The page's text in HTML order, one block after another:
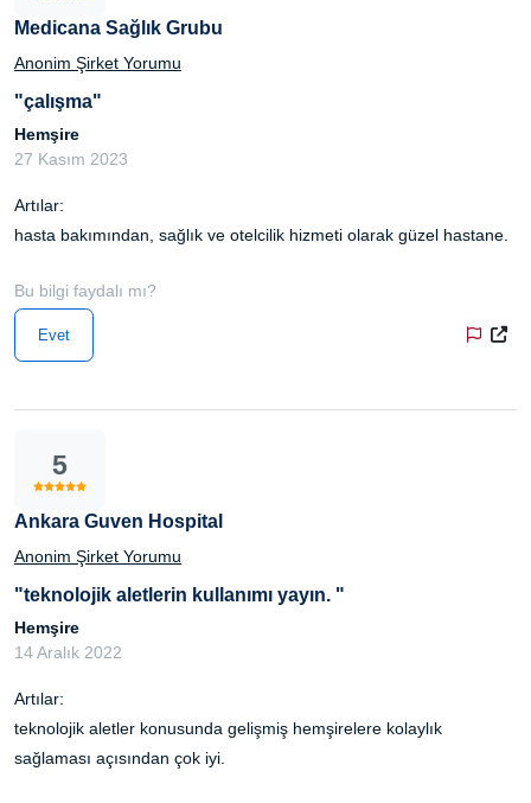
Medicana Sağlık Grubu
Anonim Şirket Yorumu
"çalışma"
Hemşire
27 Kasım 2023
Artılar:
hasta bakımından, sağlık ve otelcilik hizmeti olarak güzel hastane.
Bu bilgi faydalı mı?
Evet
5
Ankara Guven Hospital
Anonim Şirket Yorumu
"teknolojik aletlerin kullanımı yayın. "
Hemşire
14 Aralık 2022
Artılar:
teknolojik aletler konusunda gelişmiş hemşirelere kolaylık
sağlaması açısından çok iyi.